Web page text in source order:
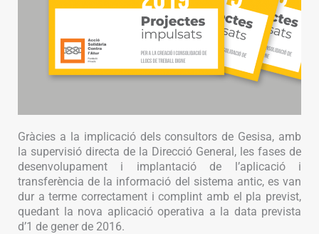
Gràcies a la implicació dels consultors de Gesisa, amb
la supervisió directa de la Direcció General, les fases de
desenvolupament i implantació de l’aplicació i
transferència de la informació del sistema antic, es van
dur a terme correctament i complint amb el pla previst,
quedant la nova aplicació operativa a la data prevista
d’1 de gener de 2016.